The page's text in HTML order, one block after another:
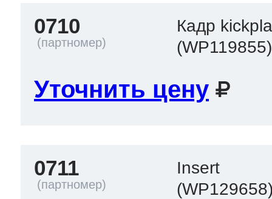
0710
Кадр
(WP119855)
Уточнить цену
0711
Insert